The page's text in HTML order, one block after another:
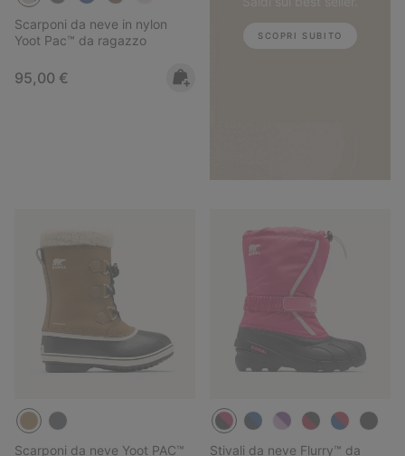
Scarponi da neve in nylon
Yoot Pac™ da ragazzo
Regular price:
95,00 €
SCOPRI SUBITO
Scarponi da neve Yoot PAC™ Stivali da neve Flurry™ da